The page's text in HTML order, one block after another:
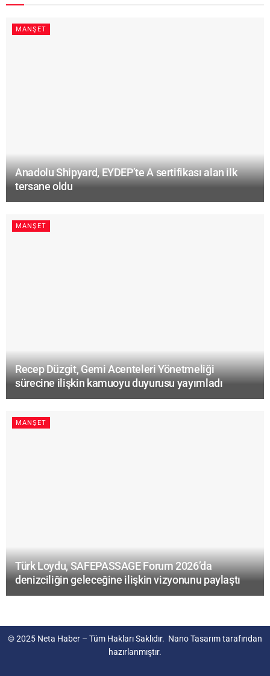
MANŞET
Anadolu Shipyard, EYDEP’te A sertifikası alan ilk
tersane oldu
MANŞET
Recep Düzgit, Gemi Acenteleri Yönetmeliği
sürecine ilişkin kamuoyu duyurusu yayımladı
MANŞET
Türk Loydu, SAFEPASSAGE Forum 2026’da
denizciliğin geleceğine ilişkin vizyonunu paylaştı
© 2025 Neta Haber – Tüm Hakları Saklıdır. Nano Tasarımtarafından
hazırlanmıştır.